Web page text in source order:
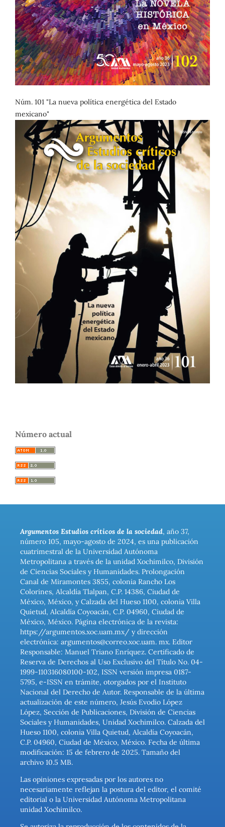
Núm. 101 "La nueva política energética del Estado
mexicano"
Número actual
Argumentos Estudios críticos de la sociedad, año 37,
número 105, mayo-agosto de 2024, es una publicación
cuatrimestral de la Universidad Autónoma
Metropolitana a través de la unidad Xochimilco, División
de Ciencias Sociales y Humanidades. Prolongación
Canal de Miramontes 3855, colonia Rancho Los
Colorines, Alcaldía Tlalpan, C.P. 14386, Ciudad de
México, México, y Calzada del Hueso 1100, colonia Villa
Quietud, Alcaldía Coyoacán, C.P. 04960, Ciudad de
México, México. Página electrónica de la revista:
https://argumentos.xoc.uam.mx/ y dirección
electrónica: argumentos@correo.xoc.uam. mx. Editor
Responsable: Manuel Triano Enríquez. Certificado de
Reserva de Derechos al Uso Exclusivo del Título No. 04-
1999-110316080100-102, ISSN versión impresa 0187-
5795, e-ISSN en trámite, otorgados por el Instituto
Nacional del Derecho de Autor. Responsable de la última
actualización de este número, Jesús Evodio López
López, Sección de Publicaciones, División de Ciencias
Sociales y Humanidades, Unidad Xochimilco. Calzada del
Hueso 1100, colonia Villa Quietud, Alcaldía Coyoacán,
C.P. 04960, Ciudad de México, México. Fecha de última
modificación: 15 de febrero de 2025. Tamaño del
archivo 10.5 MB.
Las opiniones expresadas por los autores no
necesariamente reflejan la postura del editor, el comité
editorial o la Universidad Autónoma Metropolitana
unidad Xochimilco.